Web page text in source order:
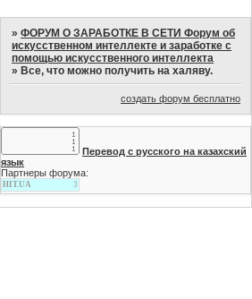
»ФОРУМ О ЗАРАБОТКЕ В СЕТИ Форум об
искусственном интеллекте и заработке с
помощью искусственного интеллекта
»Все, что можно получить на халяву.
создать форум бесплатно
Перевод с русского на казахский
язык
Партнеры форума:
HIT.UA 3